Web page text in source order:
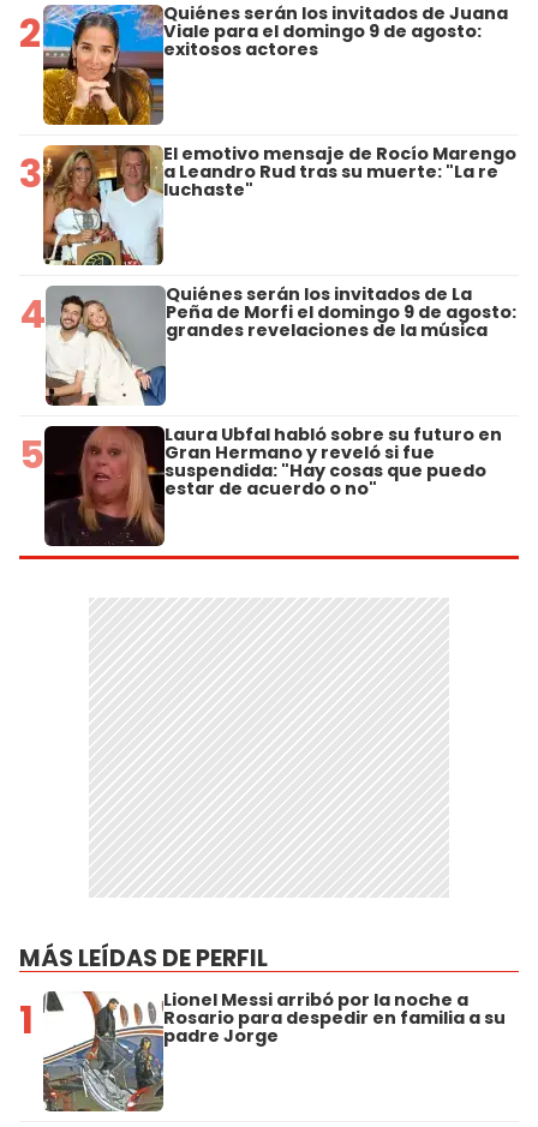
2 Quiénes serán los invitados de Juana
Viale para el domingo 9 de agosto:
exitosos actores
3 El emotivo mensaje de Rocío Marengo
a Leandro Rud tras su muerte: "La re
luchaste"
4 Quiénes serán los invitados de La
Peña de Morfi el domingo 9 de agosto:
grandes revelaciones de la música
5 Laura Ubfal habló sobre su futuro en
Gran Hermano y reveló si fue
suspendida: "Hay cosas que puedo
estar de acuerdo o no"
MÁS LEÍDAS DE PERFIL
1 Lionel Messi arribó por la noche a
Rosario para despedir en familia a su
padre Jorge